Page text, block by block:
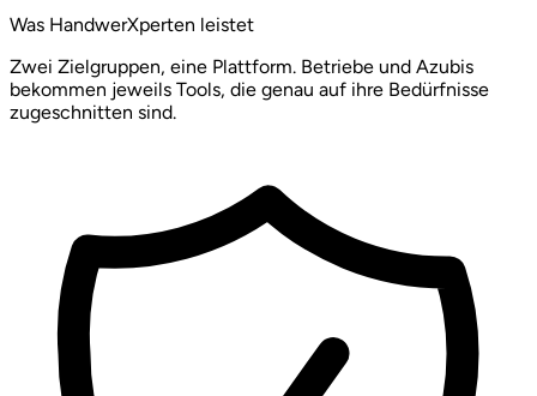
Was HandwerXperten leistet
Zwei Zielgruppen, eine Plattform. Betriebe und Azubis
bekommen jeweils Tools, die genau auf ihre Bedürfnisse
zugeschnitten sind.